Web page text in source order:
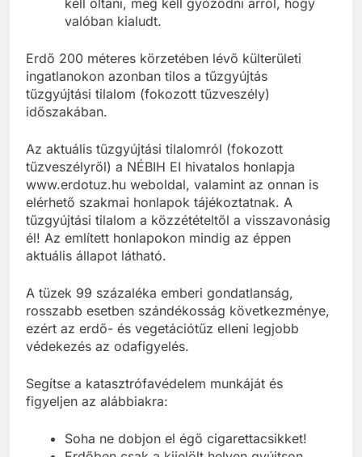
valóban kialudt.
Erdő 200 méteres körzetében lévő külterületi
ingatlanokon azonban tilos a tűzgyújtás
tűzgyújtási tilalom (fokozott tűzveszély)
időszakában.
Az aktuális tűzgyújtási tilalomról (fokozott
tűzveszélyről) a NÉBIH EI hivatalos honlapja
www.erdotuz.hu weboldal, valamint az onnan is
elérhető szakmai honlapok tájékoztatnak. A
tűzgyújtási tilalom a közzétételtől a visszavonásig
él! Az említett honlapokon mindig az éppen
aktuális állapot látható.
A tüzek 99 százaléka emberi gondatlanság,
rosszabb esetben szándékosság következménye,
ezért az erdő- és vegetációtűz elleni legjobb
védekezés az odafigyelés.
Segítse a katasztrófavédelem munkáját és
figyeljen az alábbiakra:
Soha ne dobjon el égő cigarettacsikket!